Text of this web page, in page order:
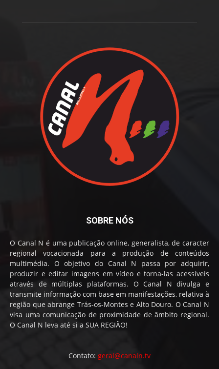
SOBRE NÓS
O Canal N é uma publicação online, generalista, de caracter
regional vocacionada para a produção de conteúdos
multimédia. O objetivo do Canal N passa por adquirir,
produzir e editar imagens em vídeo e torna-las acessíveis
através de múltiplas plataformas. O Canal N divulga e
transmite informação com base em manifestações, relativa à
região que abrange Trás-os-Montes e Alto Douro. O Canal N
visa uma comunicação de proximidade de âmbito regional.
O Canal N leva até si a SUA REGIÃO!
Contato: geral@canaln.tv